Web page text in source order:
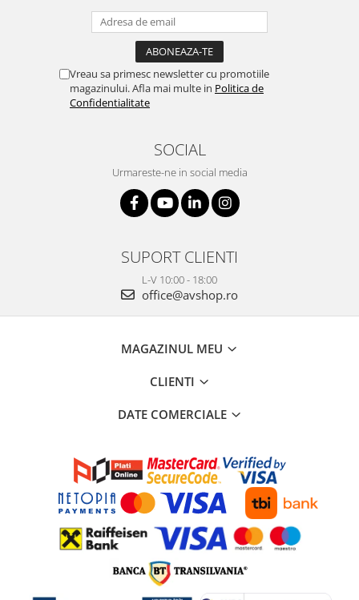
Vreau sa primesc newsletter cu promotiile
magazinului. Afla mai multe in Politica de
Confidentialitate
SOCIAL
Urmareste-ne in social media
SUPORT CLIENTI
L-V 10:00 - 18:00
office@avshop.ro
MAGAZINUL MEU
CLIENTI
DATE COMERCIALE